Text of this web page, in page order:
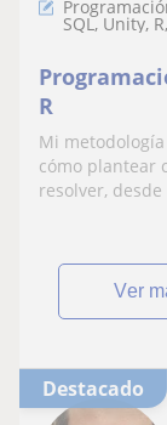
SQL, Unity,
R
Mi
cómo plantear
resolver,
ver
Destacado